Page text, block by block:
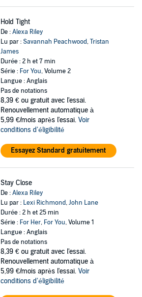
Hold Tight
De :Alexa Riley
Lu par :Savannah Peachwood,Tristan
James
Durée : 2 h et 7 min
Série : For You, Volume 2
Langue : Anglais
Pas de notations
8,39 € ou gratuit avec l'essai.
Renouvellement automatique à
5,99 €/mois après l'essai. Voir
conditions d'éligibilité
Essayez Standard gratuitement
Stay Close
De :Alexa Riley
Lu par : Lexi Richmond,John Lane
Durée : 2 h et 25 min
Série : For Her, For You, Volume 1
Langue : Anglais
Pas de notations
8,39 € ou gratuit avec l'essai.
Renouvellement automatique à
5,99 €/mois après l'essai. Voir
conditions d'éligibilité